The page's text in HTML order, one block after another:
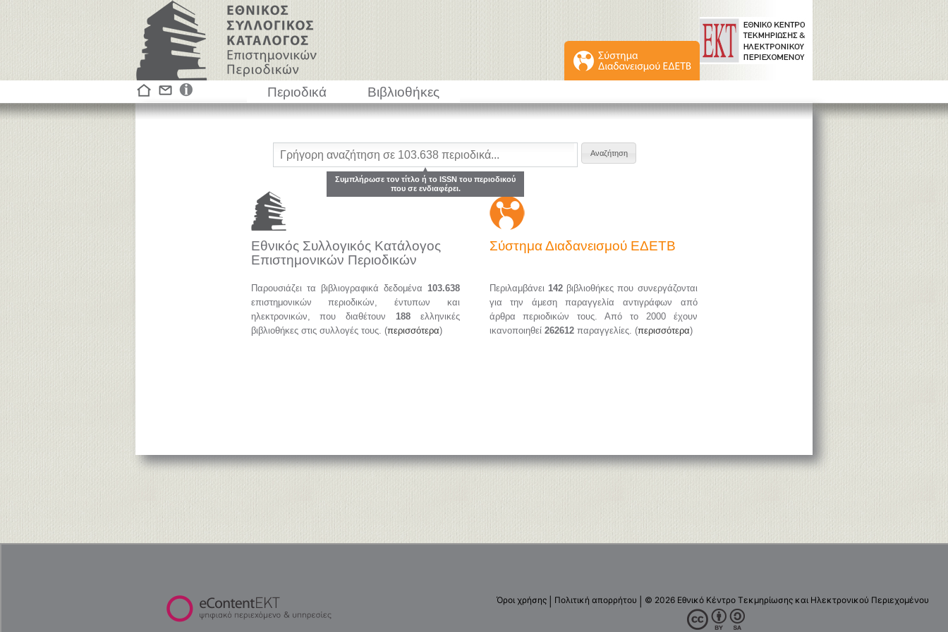
Περιοδικά Βιβλιοθήκες
Εθνικός Συλλογικός Κατάλογος
Επιστημονικών Περιοδικών
Σύστημα Διαδανεισμού ΕΔΕΤΒ
Παρουσιάζει τα βιβλιογραφικά δεδομένα 103.638
επιστημονικών περιοδικών, έντυπων και
ηλεκτρονικών, που διαθέτουν 188ελληνικές
βιβλιοθήκες στις συλλογές τους. (περισσότερα)
Περιλαμβάνει 142βιβλιοθήκες που συνεργάζονται
για την άμεση παραγγελία αντιγράφων από
άρθρα περιοδικών τους. Από το 2000 έχουν
ικανοποιηθεί 262612παραγγελίες. (περισσότερα)
Συμπλήρωσε τον τίτλο ή το ISSN του περιοδικού
που σε ενδιαφέρει.